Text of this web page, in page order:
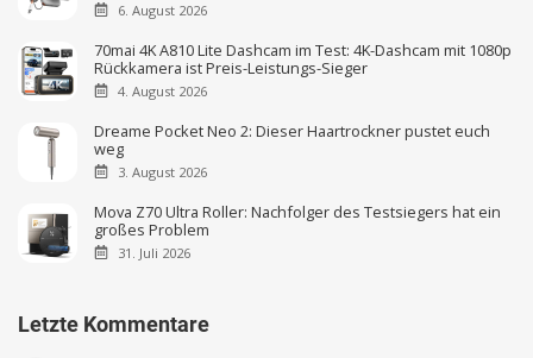
6. August 2026
70mai 4K A810 Lite Dashcam im Test: 4K-Dashcam mit 1080p
Rückkamera ist Preis-Leistungs-Sieger
4. August 2026
Dreame Pocket Neo 2: Dieser Haartrockner pustet euch
weg
3. August 2026
Mova Z70 Ultra Roller: Nachfolger des Testsiegers hat ein
großes Problem
31. Juli 2026
Letzte Kommentare